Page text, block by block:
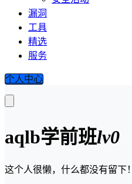
漏洞
工具
精选
服务
个人中心
aqlb学前班lv0
这个人很懒，什么都没有留下！